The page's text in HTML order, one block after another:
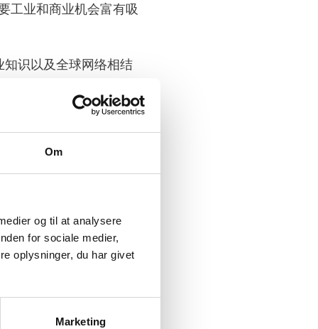
Om
og til at analysere
for sociale medier,
oplysninger, du har givet
Marketing
工业和商业机会富有吸
识以及全球网络相结
的技术集群，这一集群在
源地。此外，丹麦西部
两个新的数据中心，脸
网络和知识机构，兼具
制造商、创新者和研究